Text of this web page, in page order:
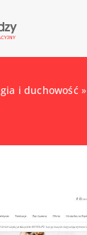
i duchowość»